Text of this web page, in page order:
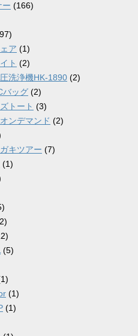
ー (166)
ア (1)
ト (2)
洗浄機HK-1890 (2)
バッグ (2)
トート (3)
ンデマンド (2)
キツアー (7)
(1)
(5)
(1)
(1)